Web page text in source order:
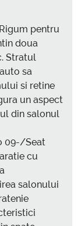
pentru
doua
Stratul
sa
si retine
un aspect
din salonul
09-/Seat
cu
salonului